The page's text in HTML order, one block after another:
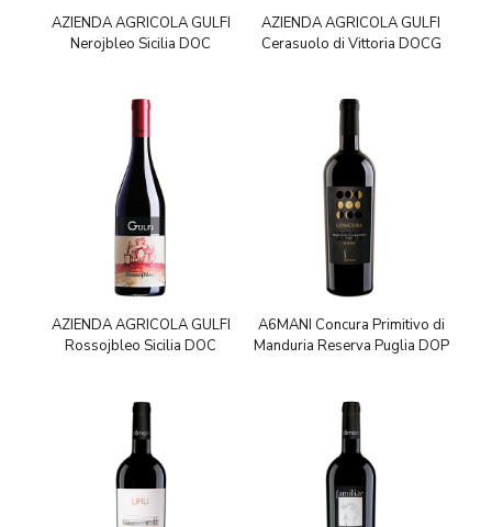
AZIENDA AGRICOLA GULFI
Nerojbleo Sicilia DOC
AZIENDA AGRICOLA GULFI
Cerasuolo di Vittoria DOCG
AZIENDA AGRICOLA GULFI
Rossojbleo Sicilia DOC
A6MANI Concura Primitivo di
Manduria Reserva Puglia DOP